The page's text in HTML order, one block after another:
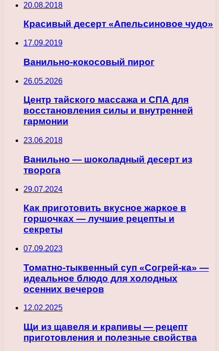
20.08.2018
Красивый десерт «Апельсиновое чудо»
17.09.2019
Ванильно-кокосовый пирог
26.05.2026
Центр тайского массажа и СПА для
восстановления силы и внутренней
гармонии
23.06.2018
Ванильно — шоколадный десерт из
творога
29.07.2024
Как приготовить вкусное жаркое в
горшочках — лучшие рецепты и
секреты
07.09.2023
Томатно-тыквенный суп «Согрей-ка» —
идеальное блюдо для холодных
осенних вечеров
12.02.2025
Щи из щавеля и крапивы — рецепт
приготовления и полезные свойства